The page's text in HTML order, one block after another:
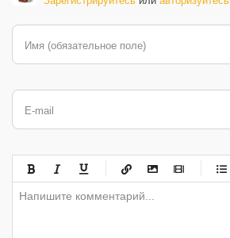
Имя (обязательное поле)
E-mail
-
-